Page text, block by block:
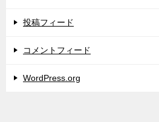
投稿フィード
コメントフィード
WordPress.org